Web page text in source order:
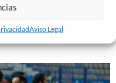
Aviso Legal